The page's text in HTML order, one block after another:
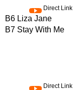
Direct Link
B6 Liza Jane
B7 Stay With Me
Direct Link